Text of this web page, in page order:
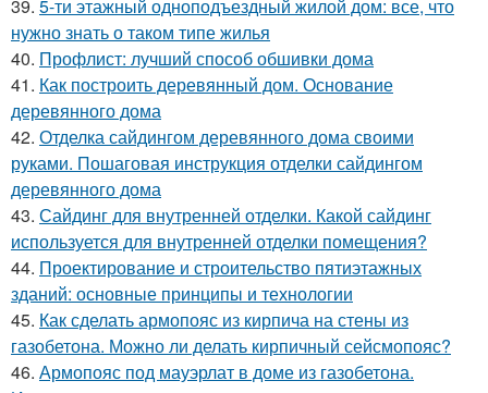
39. 5-ти этажный одноподъездный жилой дом: все, что
нужно знать о таком типе жилья
40. Профлист: лучший способ обшивки дома
41. Как построить деревянный дом. Основание
деревянного дома
42. Отделка сайдингом деревянного дома своими
руками. Пошаговая инструкция отделки сайдингом
деревянного дома
43. Сайдинг для внутренней отделки. Какой сайдинг
используется для внутренней отделки помещения?
44. Проектирование и строительство пятиэтажных
зданий: основные принципы и технологии
45. Как сделать армопояс из кирпича на стены из
газобетона. Можно ли делать кирпичный сейсмопояс?
46. Армопояс под мауэрлат в доме из газобетона.